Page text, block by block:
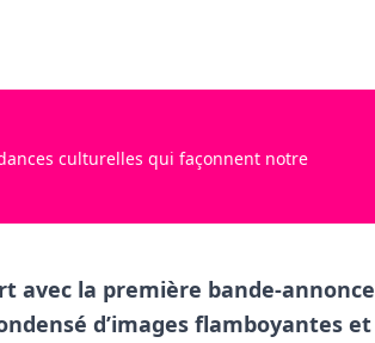
culturelles qui façonnent notre
avec la première bande-annonce
d’images flamboyantes et